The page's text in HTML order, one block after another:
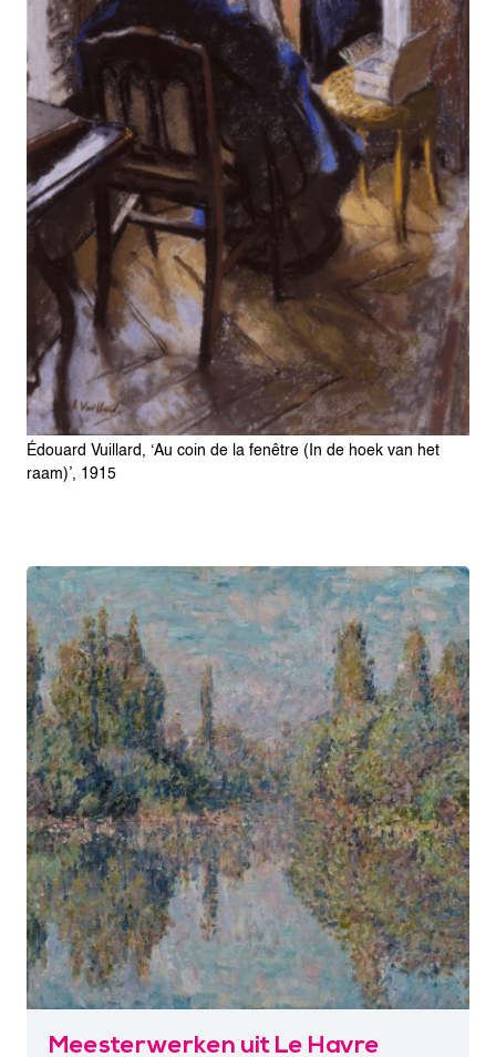
Édouard Vuillard, ‘Au coin de la fenêtre (In de hoek van het
raam)’, 1915
Meesterwerken uit Le Havre